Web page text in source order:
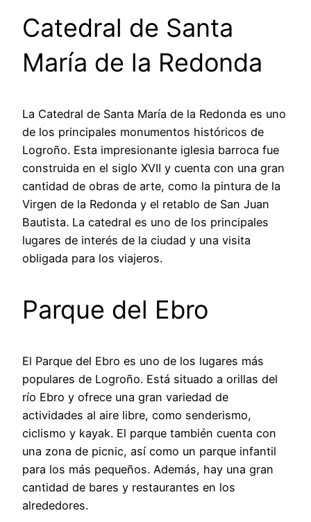
Catedral de Santa
María de la Redonda
La Catedral de Santa María de la Redonda es uno
de los principales monumentos históricos de
Logroño. Esta impresionante iglesia barroca fue
construida en el siglo XVII y cuenta con una gran
cantidad de obras de arte, como la pintura de la
Virgen de la Redonda y el retablo de San Juan
Bautista. La catedral es uno de los principales
lugares de interés de la ciudad y una visita
obligada para los viajeros.
Parque del Ebro
El Parque del Ebro es uno de los lugares más
populares de Logroño. Está situado a orillas del
río Ebro y ofrece una gran variedad de
actividades al aire libre, como senderismo,
ciclismo y kayak. El parque también cuenta con
una zona de picnic, así como un parque infantil
para los más pequeños. Además, hay una gran
cantidad de bares y restaurantes en los
alrededores.